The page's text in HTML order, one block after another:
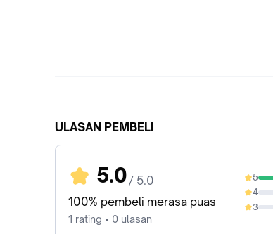
ULASAN PEMBELI
5.0 / 5.0
100% pembeli merasa puas
1 rating • 0 ulasan
5
100%
4
0%
3
0%